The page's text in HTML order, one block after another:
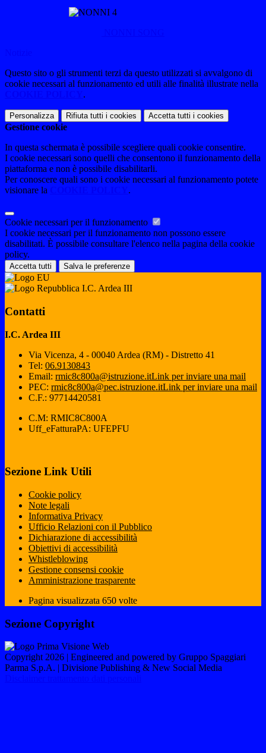
Questo sito o gli strumenti terzi da questo utilizzati si avvalgono di
cookie necessari al funzionamento ed utili alle finalità illustrate nella
.
Personalizza Rifiuta tutti i cookies Accetta tutti i cookies
Gestione cookie
In questa schermata è possibile scegliere quali cookie consentire.
I cookie necessari sono quelli che consentono il funzionamento della
piattaforma e non è possibile disabilitarli.
Per conoscere quali sono i cookie necessari al funzionamento potete
visionare la
.
Cookie necessari per il funzionamento
I cookie necessari per il funzionamento non possono essere
disabilitati. È possibile consultare l'elenco nella pagina della cookie
policy.
Accetta tutti Salva le preferenze
I.C. Ardea III
Contatti
I.C. Ardea III
Via Vicenza, 4 - 00040 Ardea (RM) - Distretto 41
Tel: 06.9130843
Email: rmic8c800a@istruzione.itLink per inviare una mail
PEC: rmic8c800a@pec.istruzione.itLink per inviare una mail
C.F.: 97714420581
C.M: RMIC8C800A
Uff_eFatturaPA: UFEPFU
Sezione Link Utili
Cookie policy
Note legali
Informativa Privacy
Ufficio Relazioni con il Pubblico
Dichiarazione di accessibilità
Obiettivi di accessibilità
Whistleblowing
Gestione consensi cookie
Amministrazione trasparente
Pagina visualizzata 650 volte
Sezione Copyright
Copyright 2026 | Engineered and powered by Gruppo Spaggiari
Parma S.p.A. | Divisione Publishing & New Social Media